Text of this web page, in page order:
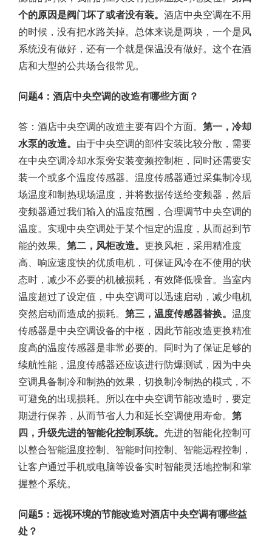
个的原因是阀门坏了或者没有装。 酒店中央空调在不用
的时候，没有把水路关掉。总体来说是两块，一个是风
系统没有做好，还有一个就是保温没有做好。这个在酒
店和大型的公共场合很常见。
问题4：酒店中央空调的改造有哪些方面？
答：酒店中央空调的改造主要有四个方面。 第一，冷却
水泵的改造。 由于中央空调的部件安装比较分散，需要
在中央空调冷却水泵旁安装变频控制柜，同时还需要安
装一个或多个温度传感器。温度传感器通过采集制冷现
场温度和制热现场温度，并将数据传送给变频器，然后
变频器通过我们输入的温度范围，合理调节中央空调的
温度。实现中央空调处于某个恒定的温度，从而起到节
能的效果。 第二，风柜改造。 更换风柜，采用精准度
高、响应速度快的优质电机，可保证风冷在不使用的状
态时，减少不必要的机械损耗，有效降低噪音。当室内
温度超过了设定值，中央空调可以迅速启动，减少电机
突然启动而造成的损耗。 第三，温度传感器替换。 温度
传感器是中央空调设备的中枢，因此节能改造更换精准
度高的温度传感器是非常必要的。同时为了保证足够的
续航性能，温度传感器还应该进行防爆测试，因为中央
空调具备制冷和制热的效果，切换制冷制热的模式，不
可避免的出现损耗。所以在中央空调节能改造时，要定
期进行保养，从而节省人力和延长空调使用寿命。 第
四，升级先进的智能化控制系统。 先进的智能化控制可
以整合智能温度控制、智能时间控制、智能远程控制，
让客户通过手机或电脑等设备实时智能灵活地控制和掌
握整个系统。
问题5：远视环境的节能改造对酒店中央空调有哪些益
处？